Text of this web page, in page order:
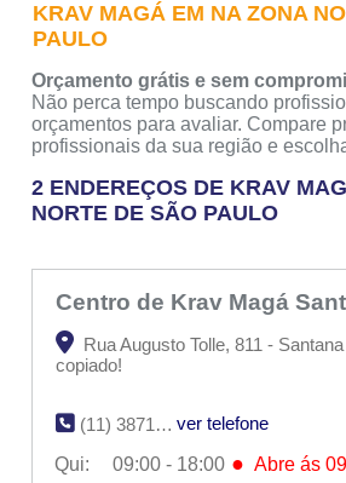
KRAV MAGÁ EM NA ZONA
PAULO
Orçamento grátis e sem
Não perca tempo buscando
orçamentos para avaliar. Compare
profissionais da sua região e
2 ENDEREÇOS DE KRAV
NORTE DE SÃO PAULO
Centro de Krav Magá
Rua Augusto Tolle, 811 -
copiado!
(11) 3871-1333
ver telefone
Qui:
09:00 - 18:00 ● Abre ás